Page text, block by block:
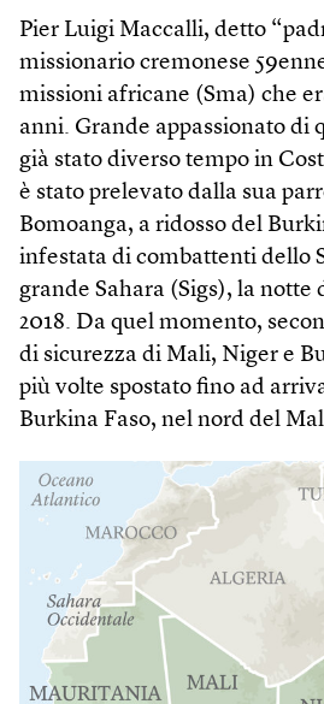
Pier Luigi Maccalli, detto
missionario cremonese
missioni africane (Sma) che
anni. Grande appassionato di
già stato diverso tempo in
è stato prelevato dalla sua
Bomoanga, a ridosso del
infestata di combattenti dello
grande Sahara (Sigs), la notte
2018. Da quel momento,
di sicurezza di Mali, Niger e
più volte spostato fino ad
Burkina Faso, nel nord del